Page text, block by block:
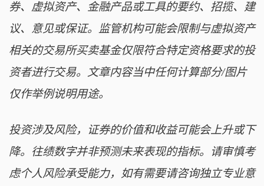
券、虚拟资产、金融产品或工具的要约、招揽、建
议、意见或保证。监管机构可能会限制与虚拟资产
相关的交易所买卖基金仅限符合特定资格要求的投
资者进行交易。文章内容当中任何计算部分/图片
仅作举例说明用途。
投资涉及风险，证券的价值和收益可能会上升或下
降。往绩数字并非预测未来表现的指标。请审慎考
虑个人风险承受能力，如有需要请咨询独立专业意